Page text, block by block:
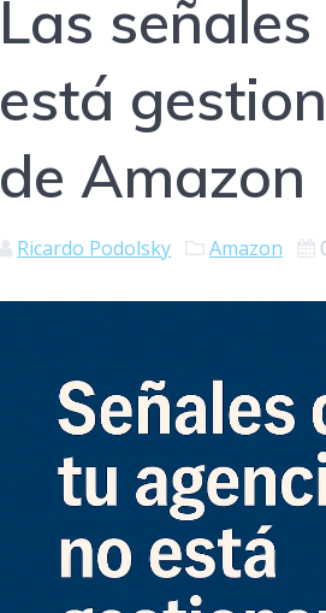
Las
está
de Amazon
Ricardo Podolsky Amazon